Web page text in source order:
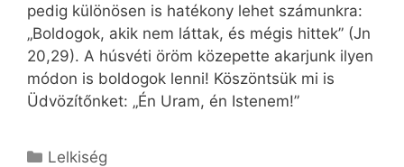
pedig különösen is hatékony lehet számunkra:
„Boldogok, akik nem láttak, és mégis hittek” (Jn
20,29). A húsvéti öröm közepette akarjunk ilyen
módon is boldogok lenni! Köszöntsük mi is
Üdvözítőnket: „Én Uram, én Istenem!”
Kategória
Lelkiség